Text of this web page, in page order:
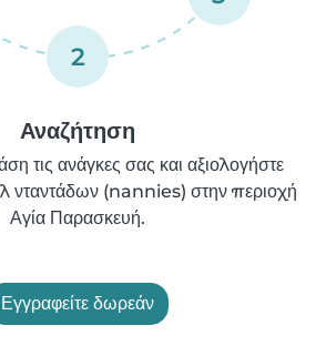
2
Αναζήτηση
τις ανάγκες σας και αξιολογήστε
νταντάδων (nannies) στην περιοχή
Αγία Παρασκευή.
Εγγραφείτε δωρεάν